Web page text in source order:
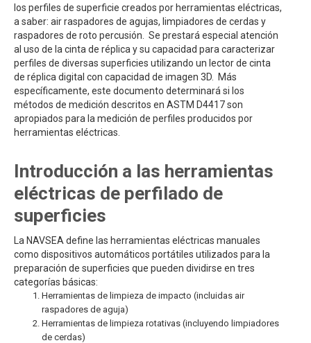
los perfiles de superficie creados por herramientas eléctricas,
a saber: air raspadores de agujas, limpiadores de cerdas y
raspadores de roto percusión. Se prestará especial atención
al uso de la cinta de réplica y su capacidad para caracterizar
perfiles de diversas superficies utilizando un lector de cinta
de réplica digital con capacidad de imagen 3D. Más
específicamente, este documento determinará si los
métodos de medición descritos en ASTM D4417 son
apropiados para la medición de perfiles producidos por
herramientas eléctricas.
Introducción a las herramientas
eléctricas de perfilado de
superficies
La NAVSEA define las herramientas eléctricas manuales
como dispositivos automáticos portátiles utilizados para la
preparación de superficies que pueden dividirse en tres
categorías básicas:
Herramientas de limpieza de impacto (incluidas air
raspadores de aguja)
Herramientas de limpieza rotativas (incluyendo limpiadores
de cerdas)